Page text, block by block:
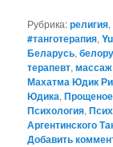
Рубрика:религия,
#танготерапия,
Беларусь,
терапевт,
Махатма Юдик
Юдика,
Психология,
Аргентинского
Добавить